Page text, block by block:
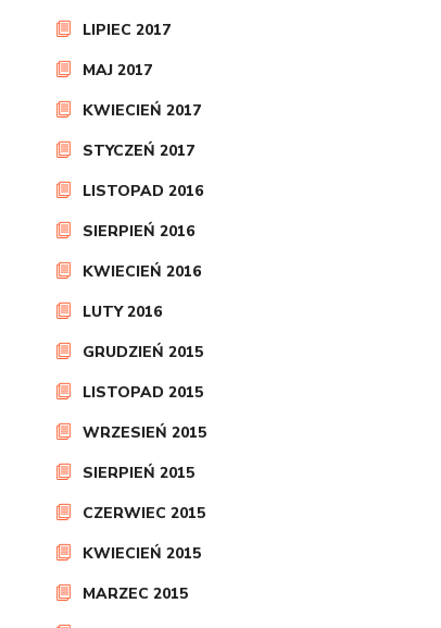
LIPIEC 2017
MAJ 2017
KWIECIEŃ 2017
STYCZEŃ 2017
LISTOPAD 2016
SIERPIEŃ 2016
KWIECIEŃ 2016
LUTY 2016
GRUDZIEŃ 2015
LISTOPAD 2015
WRZESIEŃ 2015
SIERPIEŃ 2015
CZERWIEC 2015
KWIECIEŃ 2015
MARZEC 2015